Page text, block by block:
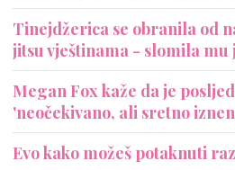
Tinejdžerica se obranila od
jitsu vještinama - slomila mu
Megan Fox kaže da je
'neočekivano, ali sretno
Evo kako možeš potaknuti